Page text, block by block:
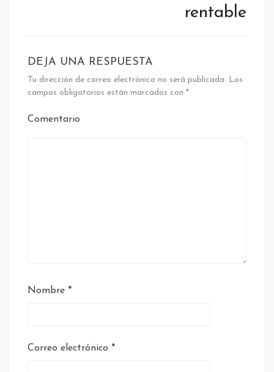
rentable
DEJA UNA RESPUESTA
Tu dirección de correo electrónico no será publicada. Los
campos obligatorios están marcados con *
Comentario
Nombre *
Correo electrónico *